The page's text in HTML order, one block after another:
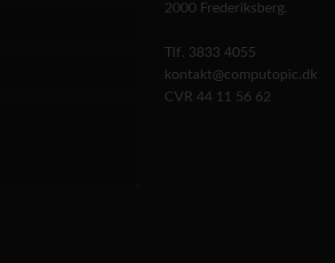
2000 Frederiksberg.
Tlf. 3833 4055
kontakt@computopic.dk
CVR 44 11 56 62